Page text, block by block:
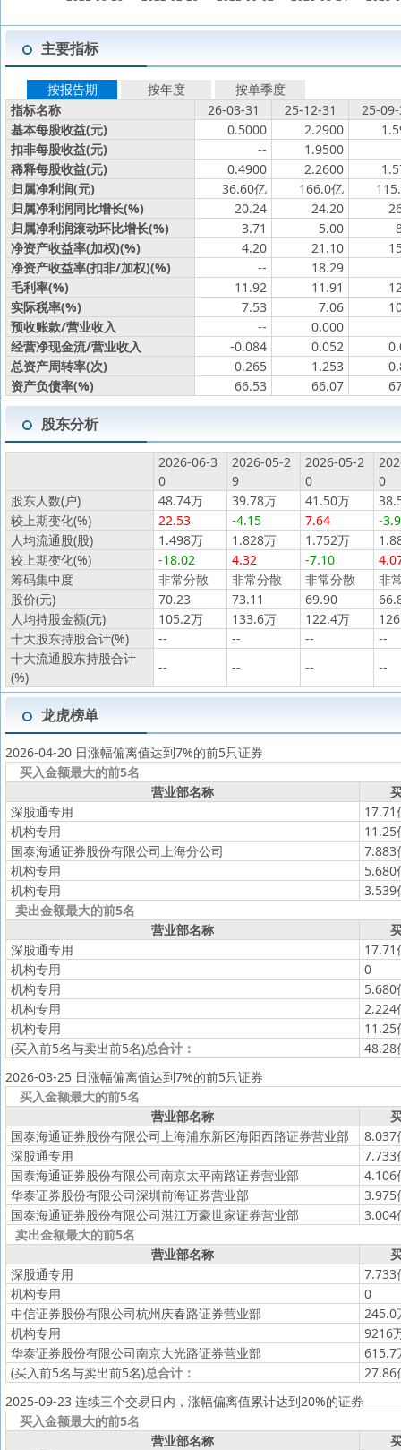
主要指标
按报告期 按年度
按单季度
指标名称
26-03-31 25-12-31
25-
基本每股收益(元)
0.5000 2.2900
扣非每股收益(元)
--
1.9500
稀释每股收益(元)
0.4900 2.2600
归属净利润(元)
36.60亿 166.0亿
归属净利润同比增长(%)
20.24 24.20
归属净利润滚动环比增长(%)
3.71 5.00
净资产收益率(加权)(%)
4.20 21.10
净资产收益率(扣非/加权)(%)
--
18.29
毛利率(%)
11.92 11.91
实际税率(%)
7.53 7.06
预收账款/营业收入
--
0.000
经营净现金流/营业收入
-0.084 0.052
总资产周转率(次)
0.265 1.253
资产负债率(%)
66.53 66.07
股东分析
2026-06-3
0
2026-05-2
9
2026-05-2
0
0
股东人数(户)
48.74万 39.78万 41.50万
较上期变化(%)
22.53 -4.15 7.64
-
人均流通股(股)
1.498万 1.828万 1.752万
较上期变化(%)
-18.02 4.32 -7.10
筹码集中度
非常分散 非常分散 非常分散
非
股价(元)
70.23 73.11 69.90
人均持股金额(元)
105.2万 133.6万 122.4万
十大股东持股合计(%)
-- -- --
--
十大流通股东持股合计
(%)
-- -- -- --
龙虎榜单
2026-04-20 日涨幅偏离值达到7%的前5只证券
买入金额最大的前5名
营业部名称
深股通专用
17.71
机构专用
11.25
国泰海通证券股份有限公司上海分公司
7.883
机构专用
5.680
机构专用
3.539
卖出金额最大的前5名
营业部名称
深股通专用
17.71
机构专用
0
机构专用
5.680
机构专用
2.224
机构专用
11.25
(买入前5名与卖出前5名)总合计：
48.28
2026-03-25 日涨幅偏离值达到7%的前5只证券
买入金额最大的前5名
营业部名称
国泰海通证券股份有限公司上海浦东新区海阳西路证券营业部
8.037
深股通专用
7.733
国泰海通证券股份有限公司南京太平南路证券营业部
4.106
华泰证券股份有限公司深圳前海证券营业部
3.975
国泰海通证券股份有限公司湛江万豪世家证券营业部
3.004
卖出金额最大的前5名
营业部名称
深股通专用
7.733
机构专用
0
中信证券股份有限公司杭州庆春路证券营业部
245.0
机构专用
9216
华泰证券股份有限公司南京大光路证券营业部
615.7
(买入前5名与卖出前5名)总合计：
27.86
2025-09-23 连续三个交易日内，涨幅偏离值累计达到20%的证券
买入金额最大的前5名
营业部名称